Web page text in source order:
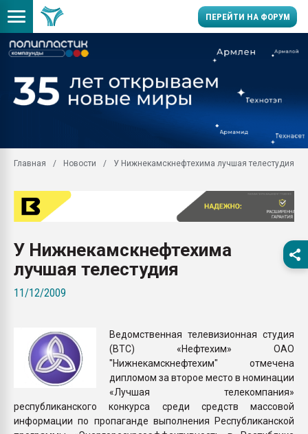
ПЕРЕЙТИ НА ФОРУМ
производство SPC
заводу пластмасс"
Помощь в подборе
Вакуум-формовочные
ближайшее
Подмосковье, Москва
первый план в
бутылок
ПЕРЕЙТИ НА
Главная Новости У Нижнекамскнефтехима лучшая телестудия
У Нижнекамскнефтехима
лучшая телестудия
11/12/2009
Ведомственная телевизионная студия
(ВТС) «Нефтехим» ОАО
"Нижнекамскнефтехим" отмечена
дипломом за второе место в номинации
«Лучшая телекомпания»
республиканского конкурса среди средств массовой
информации по пропаганде выполнения Республиканской